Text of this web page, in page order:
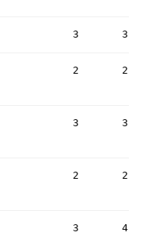
3 3
2 2
3 3
2 2
3 4